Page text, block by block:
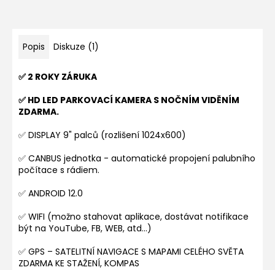
Popis Diskuze (1)
✅ 2 ROKY ZÁRUKA
✅ HD LED PARKOVACÍ KAMERA S NOČNÍM VIDĚNÍM
ZDARMA.
✅ DISPLAY 9" palců (rozlišení 1024x600)
✅ CANBUS jednotka - automatické propojení palubního
počítace s rádiem.
✅ ANDROID 12.0
✅ WIFI (možno stahovat aplikace, dostávat notifikace
být na YouTube, FB, WEB, atd...)
✅ GPS – SATELITNÍ NAVIGACE S MAPAMI CELÉHO SVĚTA
ZDARMA KE STAŽENÍ, KOMPAS